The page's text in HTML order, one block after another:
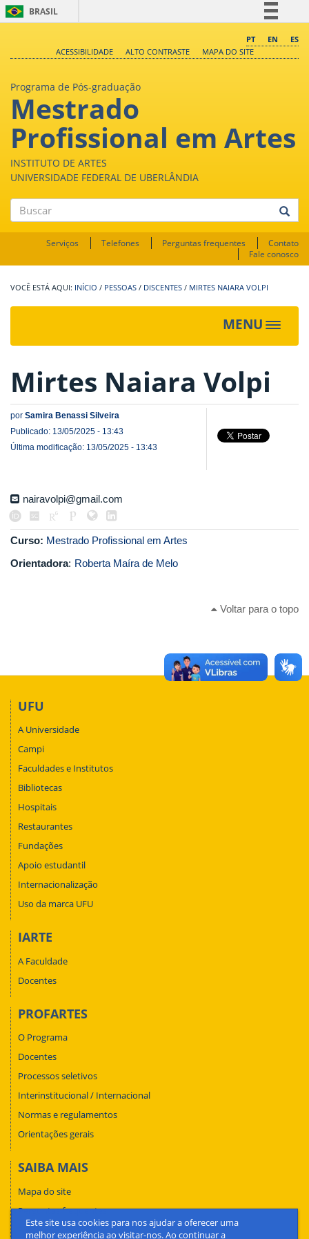
BRASIL
Comunica BR
Canais
Este site usa cookies para nos ajudar a oferecer uma
melhor experiência ao visitar-nos. Ao continuar a
PT EN
ES
ACESSIBILIDADE
ALTO CONTRASTE MAPA DO SITE
Programa de Pós-graduação
Mestrado
Profissional em Artes
INSTITUTO DE ARTES
UNIVERSIDADE FEDERAL DE UBERLÂNDIA
Buscar
Serviços Telefones Perguntas frequentes
Contato
Fale conosco
INÍCIO / PESSOAS / DISCENTES / MIRTES NAIARA VOLPI
MENU
Toggle
Mirtes Naiara Volpi
por Samira Benassi Silveira
Publicado: 13/05/2025 - 13:43
Última modificação: 13/05/2025 - 13:43
nairavolpi@gmail.com
Curso: Mestrado Profissional em Artes
Orientadora: Roberta Maíra de Melo
Voltar para o topo
UFU
A Universidade
Campi
Faculdades e Institutos
Bibliotecas
Hospitais
Restaurantes
Fundações
Apoio estudantil
Internacionalização
Uso da marca UFU
IARTE
A Faculdade
Docentes
PROFARTES
O Programa
Docentes
Processos seletivos
Interinstitucional / Internacional
Normas e regulamentos
Orientações gerais
SAIBA MAIS
Mapa do site
Perguntas frequentes
Fale conosco